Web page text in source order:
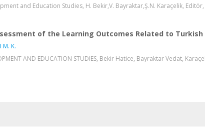
and Education Studies, H. Bekir,V. Bayraktar,Ş.N. Karaçelik,
of the Learning Outcomes Related to
M. K.
AND EDUCATION STUDIES, Bekir Hatice, Bayraktar Vedat,